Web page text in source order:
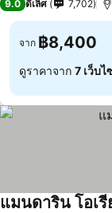
9.0 ดีเลิศ 7,702
จาก ฿8,400
ดูราคาจาก 7 เว็บไ
แมนดาริน โอเ